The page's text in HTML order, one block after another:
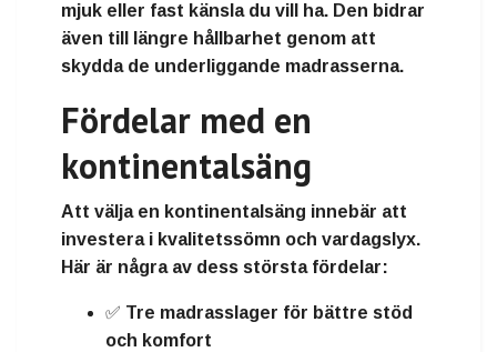
mjuk eller fast känsla du vill ha. Den bidrar
även till längre hållbarhet genom att
skydda de underliggande madrasserna.
Fördelar med en
kontinentalsäng
Att välja en kontinentalsäng innebär att
investera i kvalitetssömn och vardagslyx.
Här är några av dess största fördelar:
✅ Tre madrasslager för bättre stöd
och komfort